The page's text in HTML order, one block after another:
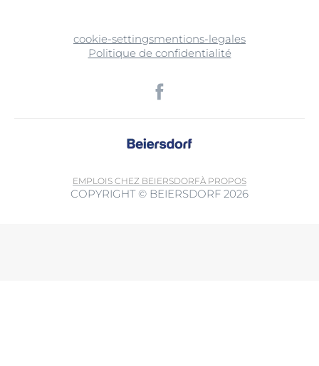
cookie-settingsmentions-legales
Politique de confidentialité
EMPLOIS CHEZ BEIERSDORFÀ PROPOS
COPYRIGHT © BEIERSDORF 2026